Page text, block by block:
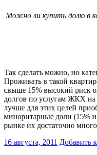
Можно ли купить долю в
Так сделать можно, но
Проживать в такой
свыше 15% высокий риск
долгов по услугам ЖКХ на
лучше для этих целей
миноритарные доли (15%
рынке их достаточно
16 августа, 2011 Добавить